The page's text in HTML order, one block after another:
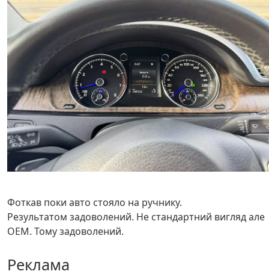
Фоткав поки авто стояло на ручнику.
Результатом задоволений. Не стандартний вигляд але
OEM. Тому задоволений.
Реклама